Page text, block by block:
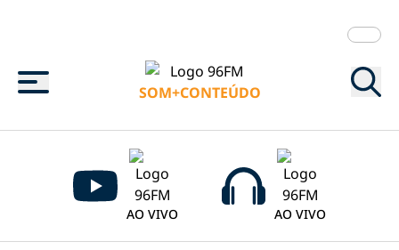
Menu
SOM+CONTEÚDO
AO VIVO AO VIVO